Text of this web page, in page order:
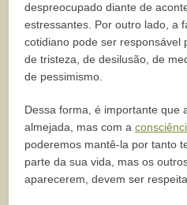
despreocupado diante de
estressantes. Por outro lado, a
cotidiano pode ser responsável
de tristeza, de desilusão, de
de pessimismo.
Dessa forma, é importante que
almejada, mas com a
poderemos mantê-la por tanto
parte da sua vida, mas os
aparecerem, devem ser